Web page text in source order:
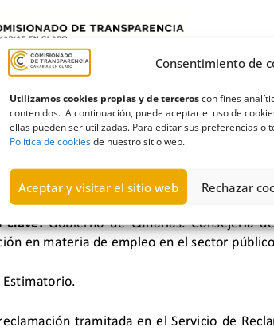
Consentimiento de
Utilizamos cookies propias y de terceroscon fines
contenidos. A continuación, puede aceptar el uso de
ellas pueden ser utilizadas. Para editar sus preferencias o
Política de cookiesde nuestro sitio web.
Aceptar y visitar el sitio web Rechazar